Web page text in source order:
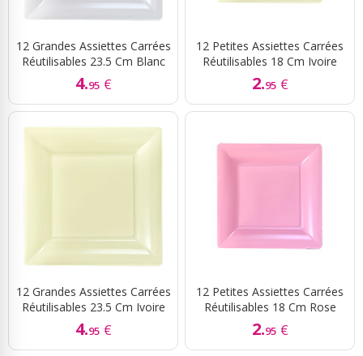
12 Grandes Assiettes Carrées
Réutilisables 23.5 Cm Blanc
4.95 €
12 Petites Assiettes Carrées
Réutilisables 18 Cm Ivoire
2.95 €
12 Grandes Assiettes Carrées
Réutilisables 23.5 Cm Ivoire
4.95 €
12 Petites Assiettes Carrées
Réutilisables 18 Cm Rose
2.95 €